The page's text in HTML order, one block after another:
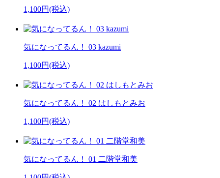
1,100円(税込)
気になってるん！ 03 kazumi
1,100円(税込)
気になってるん！ 02 はしもとみお
1,100円(税込)
気になってるん！ 01 二階堂和美